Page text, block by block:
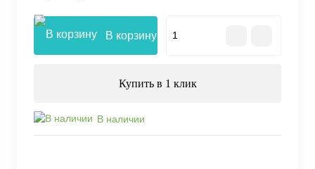
В корзину
Купить в 1 клик
В наличии